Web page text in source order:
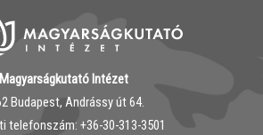
Magyarságkutató Intézet
Budapest, Andrássy út 64.
telefonszám: ‭+36-30-313-3501